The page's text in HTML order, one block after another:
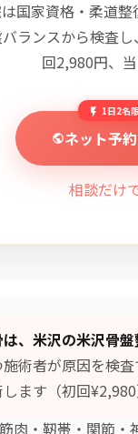
国家資格・柔道
バランスから検査
回2,980円、
1日2名
ネット予
相談だけ
、米沢の米沢骨盤
術者が原因を検査
ます（初回¥2,980
肉・靭帯・関節・